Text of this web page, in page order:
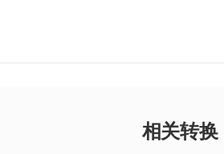
相关转换